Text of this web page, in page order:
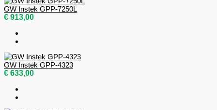
GW Instek GPP-7250L
€ 913,00
GW Instek GPP-4323
€ 633,00